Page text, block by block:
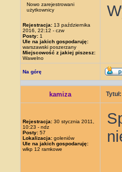
Nowo zarejestrowani
użytkownicy
Rejestracja: 13 października
2016, 22:12 - czw
Posty: 1
Ule na jakich gospodaruję:
warszawski poszerzany
Miejscowość z jakiej piszesz:
Wawelno
Na górę
kamiza Tytuł:
Rejestracja: 30 stycznia 2011,
10:23 - ndz
Posty: 57
Lokalizacja: goleniów
Ule na jakich gospodaruję:
wlkp 12 ramkowe